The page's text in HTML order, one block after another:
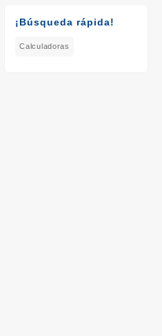
¡Búsqueda rápida!
Calculadoras